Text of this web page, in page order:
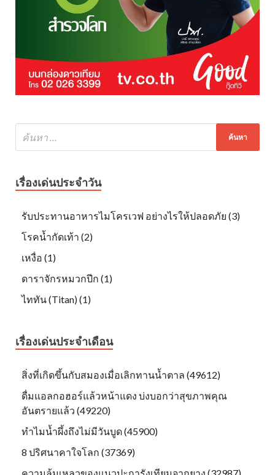
เรื่องเด่นประจำวัน
รับประทานอาหารไมโครเวฟ อย่างไรให้ปลอดภัย (3)
โรคน้ำกัดเท้า (2)
เหงื่อ (1)
ดาราจักรหมวกปีก (1)
ไททัน (Titan) (1)
เรื่องเด่นประจำเดือน
สิ่งที่เกิดขึ้นกับสมองเมื่อเลิกทานน้ำตาล (49612)
ดื่มแอลกอฮอร์แล้วหน้าแดง บ่งบอกว่าสุขภาพคุณ
อันตรายแล้ว (49220)
ทำไมน้ำผึ้งถึงไม่มีวันบูด (45900)
8 ปริศนาคาใจโลก (37369)